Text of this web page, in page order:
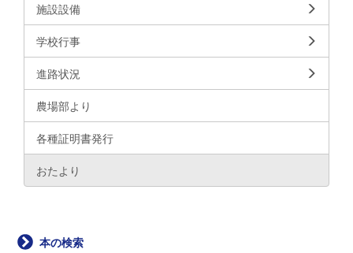
施設設備
学校行事
進路状況
農場部より
各種証明書発行
おたより
本の検索